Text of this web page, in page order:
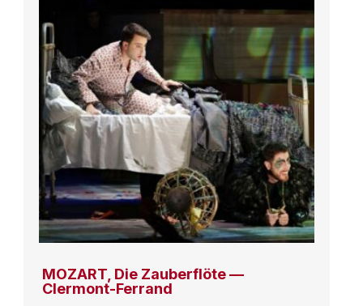
MOZART, Die Zauberflöte —
Clermont-Ferrand